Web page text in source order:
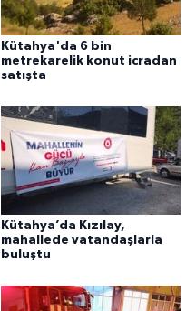
Kütahya'da 6 bin
metrekarelik konut icradan
satışta
Kütahya’da Kızılay,
mahallede vatandaşlarla
buluştu